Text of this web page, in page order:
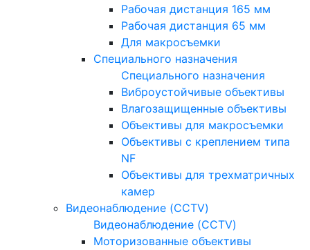
Рабочая дистанция 165 мм
Рабочая дистанция 65 мм
Для макросъемки
Специального назначения
Специального назначения
Виброустойчивые объективы
Влагозащищенные объективы
Объективы для макросъемки
Объективы с креплением типа
NF
Объективы для трехматричных
камер
Видеонаблюдение (CCTV)
Видеонаблюдение (CCTV)
Моторизованные объективы